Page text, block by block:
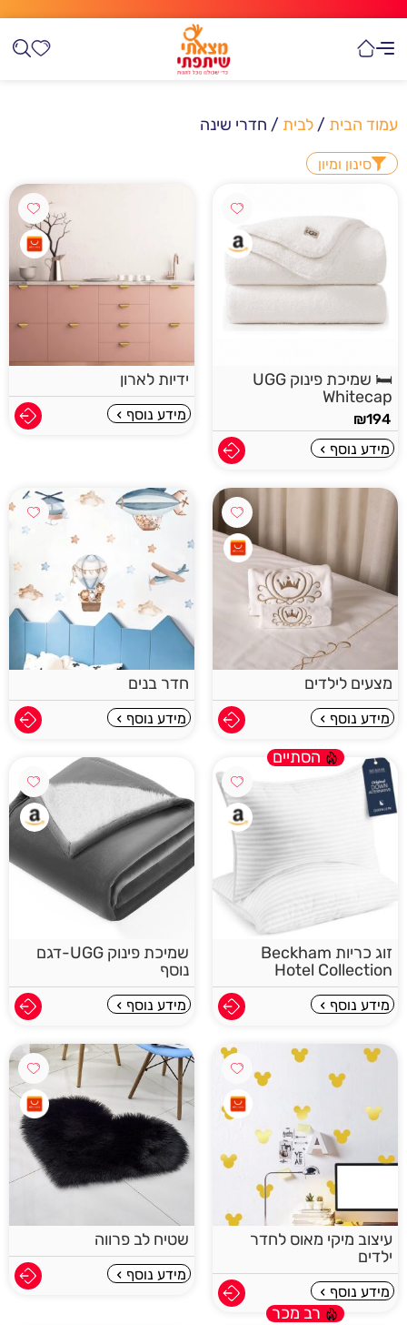
עמוד הבית / לבית / חדרי שינה
סינון ומיון
🛏️ שמיכת פינוק UGG
Whitecap
₪194
מידע נוסף
ידיות לארון
מידע נוסף
מצעים לילדים
מידע נוסף
חדר בנים
מידע נוסף
הסתיים
זוג כריות Beckham
Hotel Collection
מידע נוסף
שמיכת פינוק UGG-דגם
נוסף
מידע נוסף
עיצוב מיקי מאוס לחדר
ילדים
מידע נוסף
שטיח לב פרווה
מידע נוסף
רב מכר